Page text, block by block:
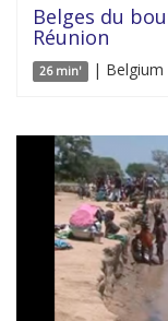
Belges du
Réunion
26 min' | Belgium